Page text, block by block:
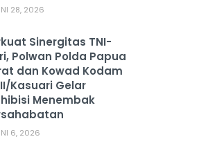
28, 2026
Sinergitas TNI-
Polwan Polda Papua
dan Kowad Kodam
Kasuari Gelar
Menembak
6, 2026